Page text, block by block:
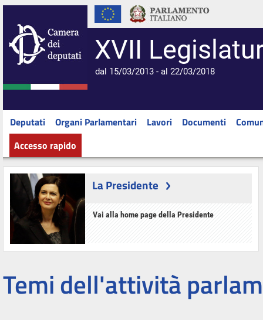
XVII
dal 15/03/2013 - al 22/03/2018
Deputati Organi Parlamentari Lavori Documenti
Accesso rapido
La Presidente
Vai alla home page della Presidente
Temi dell'attività